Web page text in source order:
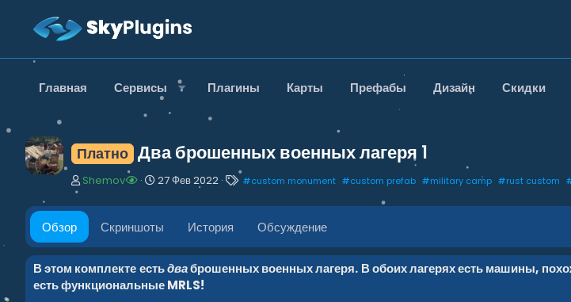
Главная Сервисы Плагины Карты Префабы Дизайн Скидки
Платно Два брошенных военных лагеря 1
А
т
р
Shemov
Д
т
а
с
о
з
а
27 Фев 2022
Т
г
#custom monument #custom prefab #military camp #rust custom
Обзор Скриншоты История Обсуждение
В этом комплекте естьдваброшенных военных лагеря. В обоих лагерях есть машины,
есть функциональные MRLS!